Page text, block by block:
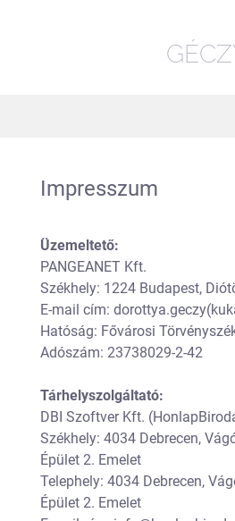
Impresszum
Üzemeltető:
PANGEANET Kft.
Székhely: 1224 Budapest,
E-mail cím:
Hatóság: Fővárosi
Adószám: 23738029-2-42
Tárhelyszolgáltató:
DBI Szoftver Kft.
Székhely: 4034 Debrecen,
Épület 2. Emelet
Telephely: 4034 Debrecen,
Épület 2. Emelet